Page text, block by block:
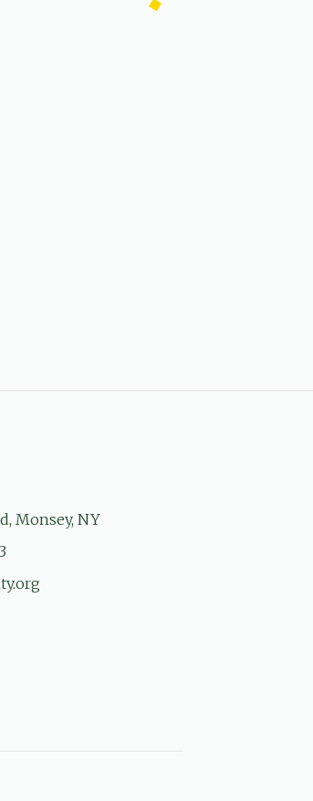
Monsey, NY